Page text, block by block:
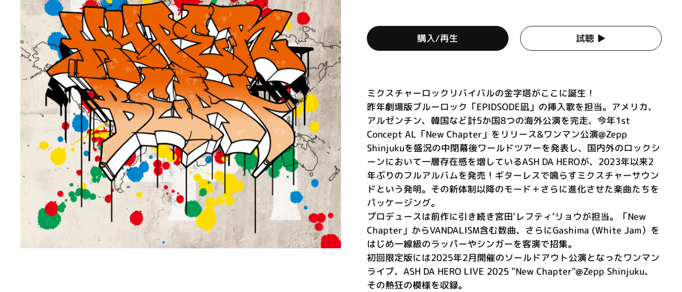
購入/再生 試聴 ▶︎
ミクスチャーロックリバイバルの金字塔がここに誕生！
昨年劇場版ブルーロック「EPIDSODE凪」の挿入歌を担当。アメリカ、
アルゼンチン、韓国など計5か国8つの海外公演を完走、今年1st
Concept AL「New Chapter」をリリース&ワンマン公演@Zepp
Shinjukuを盛況の中閉幕後ワールドツアーを発表し、国内外のロックシ
ーンにおいて一層存在感を増しているASH DA HEROが、2023年以来2
年ぶりのフルアルバムを発売！ギターレスで鳴らすミクスチャーサウン
ドという発明。その新体制以降のモード＋さらに進化させた楽曲たちを
パッケージング。
プロデュースは前作に引き続き宮田'レフティ’リョウが担当。「New
Chapter」からVANDALISM含む数曲、さらにGashima (White Jam）を
はじめ一線級のラッパーやシンガーを客演で招集。
初回限定版には2025年2月開催のソールドアウト公演となったワンマン
ライブ、ASH DA HERO LIVE 2025 "New Chapter"@Zepp Shinjuku、
その熱狂の模様を収録。